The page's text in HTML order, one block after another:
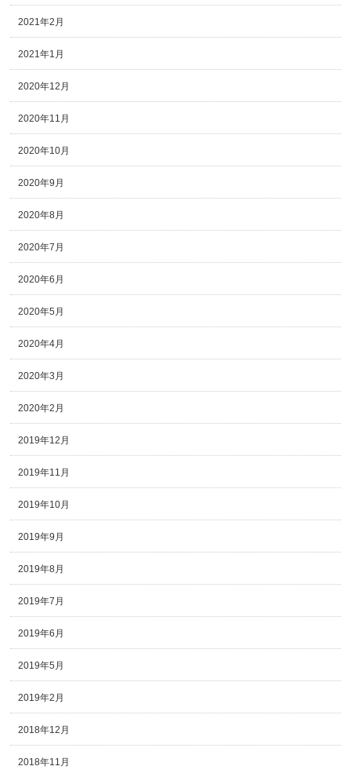
2021年2月
2021年1月
2020年12月
2020年11月
2020年10月
2020年9月
2020年8月
2020年7月
2020年6月
2020年5月
2020年4月
2020年3月
2020年2月
2019年12月
2019年11月
2019年10月
2019年9月
2019年8月
2019年7月
2019年6月
2019年5月
2019年2月
2018年12月
2018年11月